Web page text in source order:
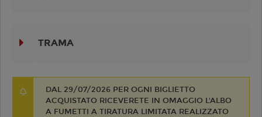
TRAMA
DAL 29/07/2026 PER OGNI BIGLIETTO
ACQUISTATO RICEVERETE IN OMAGGIO L'ALBO
A FUMETTI A TIRATURA LIMITATA REALIZZATO